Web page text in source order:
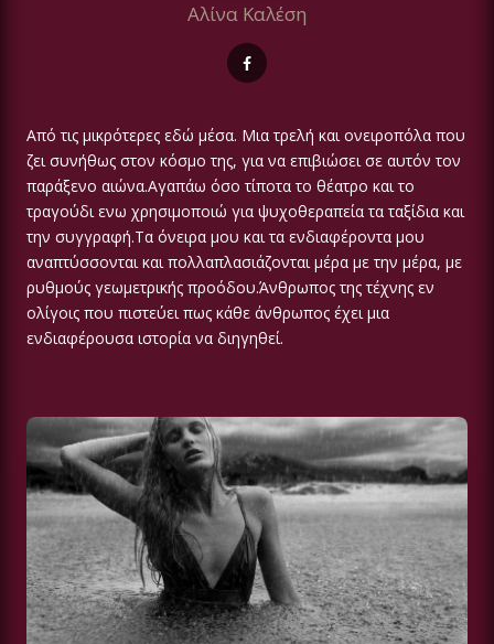
Αλίνα Καλέση
Από τις μικρότερες εδώ μέσα. Μια τρελή και ονειροπόλα που
ζει συνήθως στον κόσμο της, για να επιβιώσει σε αυτόν τον
παράξενο αιώνα.Αγαπάω όσο τίποτα το θέατρο και το
τραγούδι ενω χρησιμοποιώ για ψυχοθεραπεία τα ταξίδια και
την συγγραφή.Τα όνειρα μου και τα ενδιαφέροντα μου
αναπτύσσονται και πολλαπλασιάζονται μέρα με την μέρα, με
ρυθμούς γεωμετρικής προόδου.Άνθρωπος της τέχνης εν
ολίγοις που πιστεύει πως κάθε άνθρωπος έχει μια
ενδιαφέρουσα ιστορία να διηγηθεί.